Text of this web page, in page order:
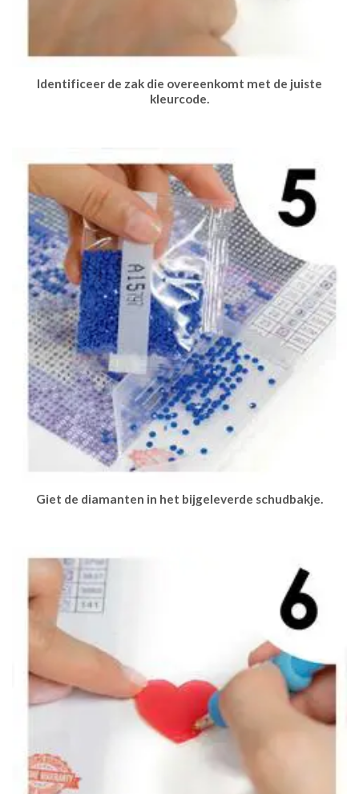
Identificeer de zak die overeenkomt met de juiste
kleurcode.
Giet de diamanten in het bijgeleverde schudbakje.